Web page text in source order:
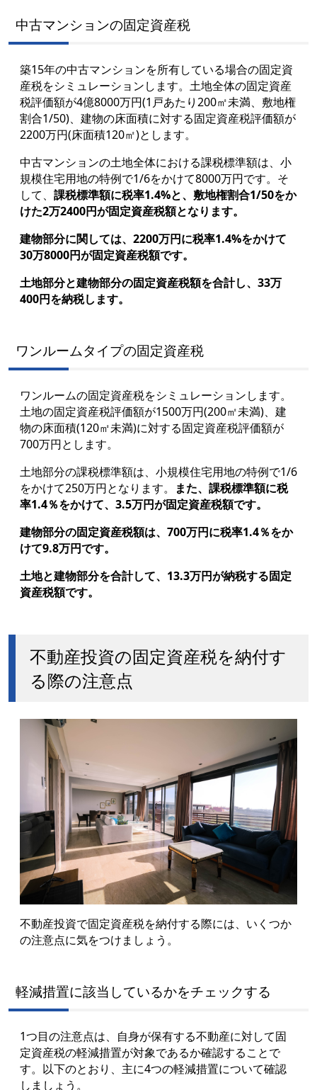
中古マンションの固定資産税
築15年の中古マンションを所有している場合の固定資
産税をシミュレーションします。土地全体の固定資産
税評価額が4億8000万円(1戸あたり200㎡未満、敷地権
割合1/50)、建物の床面積に対する固定資産税評価額が
2200万円(床面積120㎡)とします。
中古マンションの土地全体における課税標準額は、小
規模住宅用地の特例で1/6をかけて8000万円です。そ
して、 課税標準額に税率1.4%と、敷地権割合1/50をか
けた2万2400円が固定資産税額となります。
建物部分に関しては、2200万円に税率1.4%をかけて
30万8000円が固定資産税額です。
土地部分と建物部分の固定資産税額を合計し、33万
400円を納税します。
ワンルームタイプの固定資産税
ワンルームの固定資産税をシミュレーションします。
土地の固定資産税評価額が1500万円(200㎡未満)、建
物の床面積(120㎡未満)に対する固定資産税評価額が
700万円とします。
土地部分の課税標準額は、小規模住宅用地の特例で1/6
をかけて250万円となります。
また、課税標準額に税
率1.4％をかけて、3.5万円が固定資産税額です。
建物部分の固定資産税額は、700万円に税率1.4％をか
けて9.8万円です。
土地と建物部分を合計して、13.3万円が納税する固定
資産税額です。
不動産投資の固定資産税を納付す
る際の注意点
不動産投資で固定資産税を納付する際には、いくつか
の注意点に気をつけましょう。
軽減措置に該当しているかをチェックする
1つ目の注意点は、自身が保有する不動産に対して固
定資産税の軽減措置が対象であるか確認することで
す。以下のとおり、主に4つの軽減措置について確認
しましょう。